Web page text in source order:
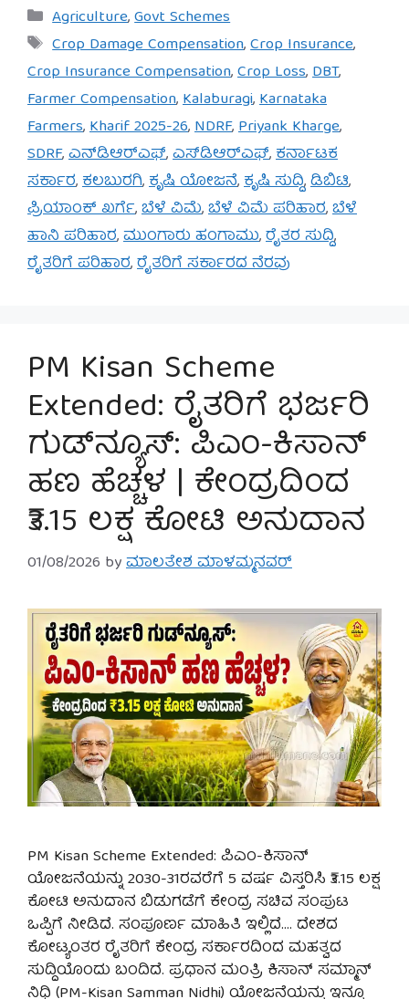
Categories
Agriculture,Govt Schemes
Tags
Crop Damage Compensation,Crop Insurance,
Crop Insurance Compensation,Crop Loss,DBT,
Farmer Compensation,Kalaburagi,Karnataka
Farmers,Kharif 2025-26,NDRF,Priyank Kharge,
SDRF,ಎನ್‌ಡಿಆರ್‌ಎಫ್,ಎಸ್‌ಡಿಆರ್‌ಎಫ್,ಕರ್ನಾಟಕ
ಸರ್ಕಾರ,ಕಲಬುರಗಿ,ಕೃಷಿ ಯೋಜನೆ,ಕೃಷಿ ಸುದ್ದಿ,ಡಿಬಿಟಿ,
ಪ್ರಿಯಾಂಕ್ ಖರ್ಗೆ,ಬೆಳೆ ವಿಮೆ,ಬೆಳೆ ವಿಮೆ ಪರಿಹಾರ,ಬೆಳೆ
ಹಾನಿ ಪರಿಹಾರ,ಮುಂಗಾರು ಹಂಗಾಮು,ರೈತರ ಸುದ್ದಿ,
ರೈತರಿಗೆ ಪರಿಹಾರ,ರೈತರಿಗೆ ಸರ್ಕಾರದ ನೆರವು
PM Kisan Scheme
Extended: ರೈತರಿಗೆ ಭರ್ಜರಿ
ಗುಡ್‌ನ್ಯೂಸ್: ಪಿಎಂ-ಕಿಸಾನ್
ಹಣ ಹೆಚ್ಚಳ | ಕೇಂದ್ರದಿಂದ
₹3.15 ಲಕ್ಷ ಕೋಟಿ ಅನುದಾನ
01/08/2026 byಮಾಲತೇಶ ಮಾಳಮ್ಮನವರ್
PM Kisan Scheme Extended: ಪಿಎಂ-ಕಿಸಾನ್
ಯೋಜನೆಯನ್ನು 2030-31ರವರೆಗೆ 5 ವರ್ಷ ವಿಸ್ತರಿಸಿ ₹3.15 ಲಕ್ಷ
ಕೋಟಿ ಅನುದಾನ ಬಿಡುಗಡೆಗೆ ಕೇಂದ್ರ ಸಚಿವ ಸಂಪುಟ
ಒಪ್ಪಿಗೆ ನೀಡಿದೆ. ಸಂಪೂರ್ಣ ಮಾಹಿತಿ ಇಲ್ಲಿದೆ…. ದೇಶದ
ಕೋಟ್ಯಂತರ ರೈತರಿಗೆ ಕೇಂದ್ರ ಸರ್ಕಾರದಿಂದ ಮಹತ್ವದ
ಸುದ್ದಿಯೊಂದು ಬಂದಿದೆ. ಪ್ರಧಾನ ಮಂತ್ರಿ ಕಿಸಾನ್ ಸಮ್ಮಾನ್